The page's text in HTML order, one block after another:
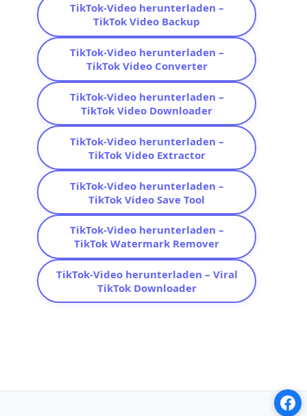
TikTok-Video herunterladen –
TikTok Video Backup
TikTok-Video herunterladen –
TikTok Video Converter
TikTok-Video herunterladen –
TikTok Video Downloader
TikTok-Video herunterladen –
TikTok Video Extractor
TikTok-Video herunterladen –
TikTok Video Save Tool
TikTok-Video herunterladen –
TikTok Watermark Remover
TikTok-Video herunterladen – Viral
TikTok Downloader